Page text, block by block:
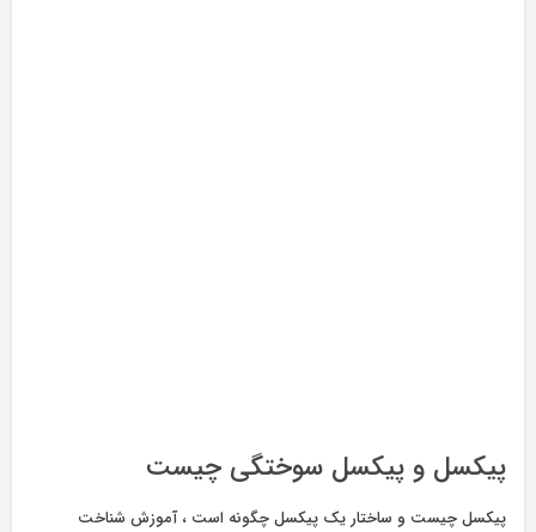
پیکسل و پیکسل سوختگی چیست
پیکسل چیست و ساختار یک پیکسل چگونه است ، آموزش شناخت